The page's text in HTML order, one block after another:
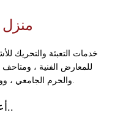
خدمات التعبئة والتحريك
للمعارض الفنية ،
والحرم الجامعي ، وورش العمل ، ووحدات التصنيع.
أعرف أكثر..